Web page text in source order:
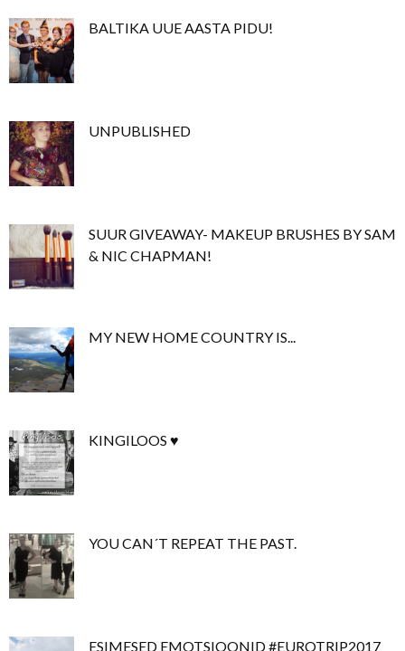
BALTIKA UUE AASTA PIDU!
UNPUBLISHED
SUUR GIVEAWAY- MAKEUP BRUSHES BY SAM
& NIC CHAPMAN!
MY NEW HOME COUNTRY IS...
KINGILOOS ♥
YOU CAN´T REPEAT THE PAST.
ESIMESED EMOTSIOONID #EUROTRIP2017